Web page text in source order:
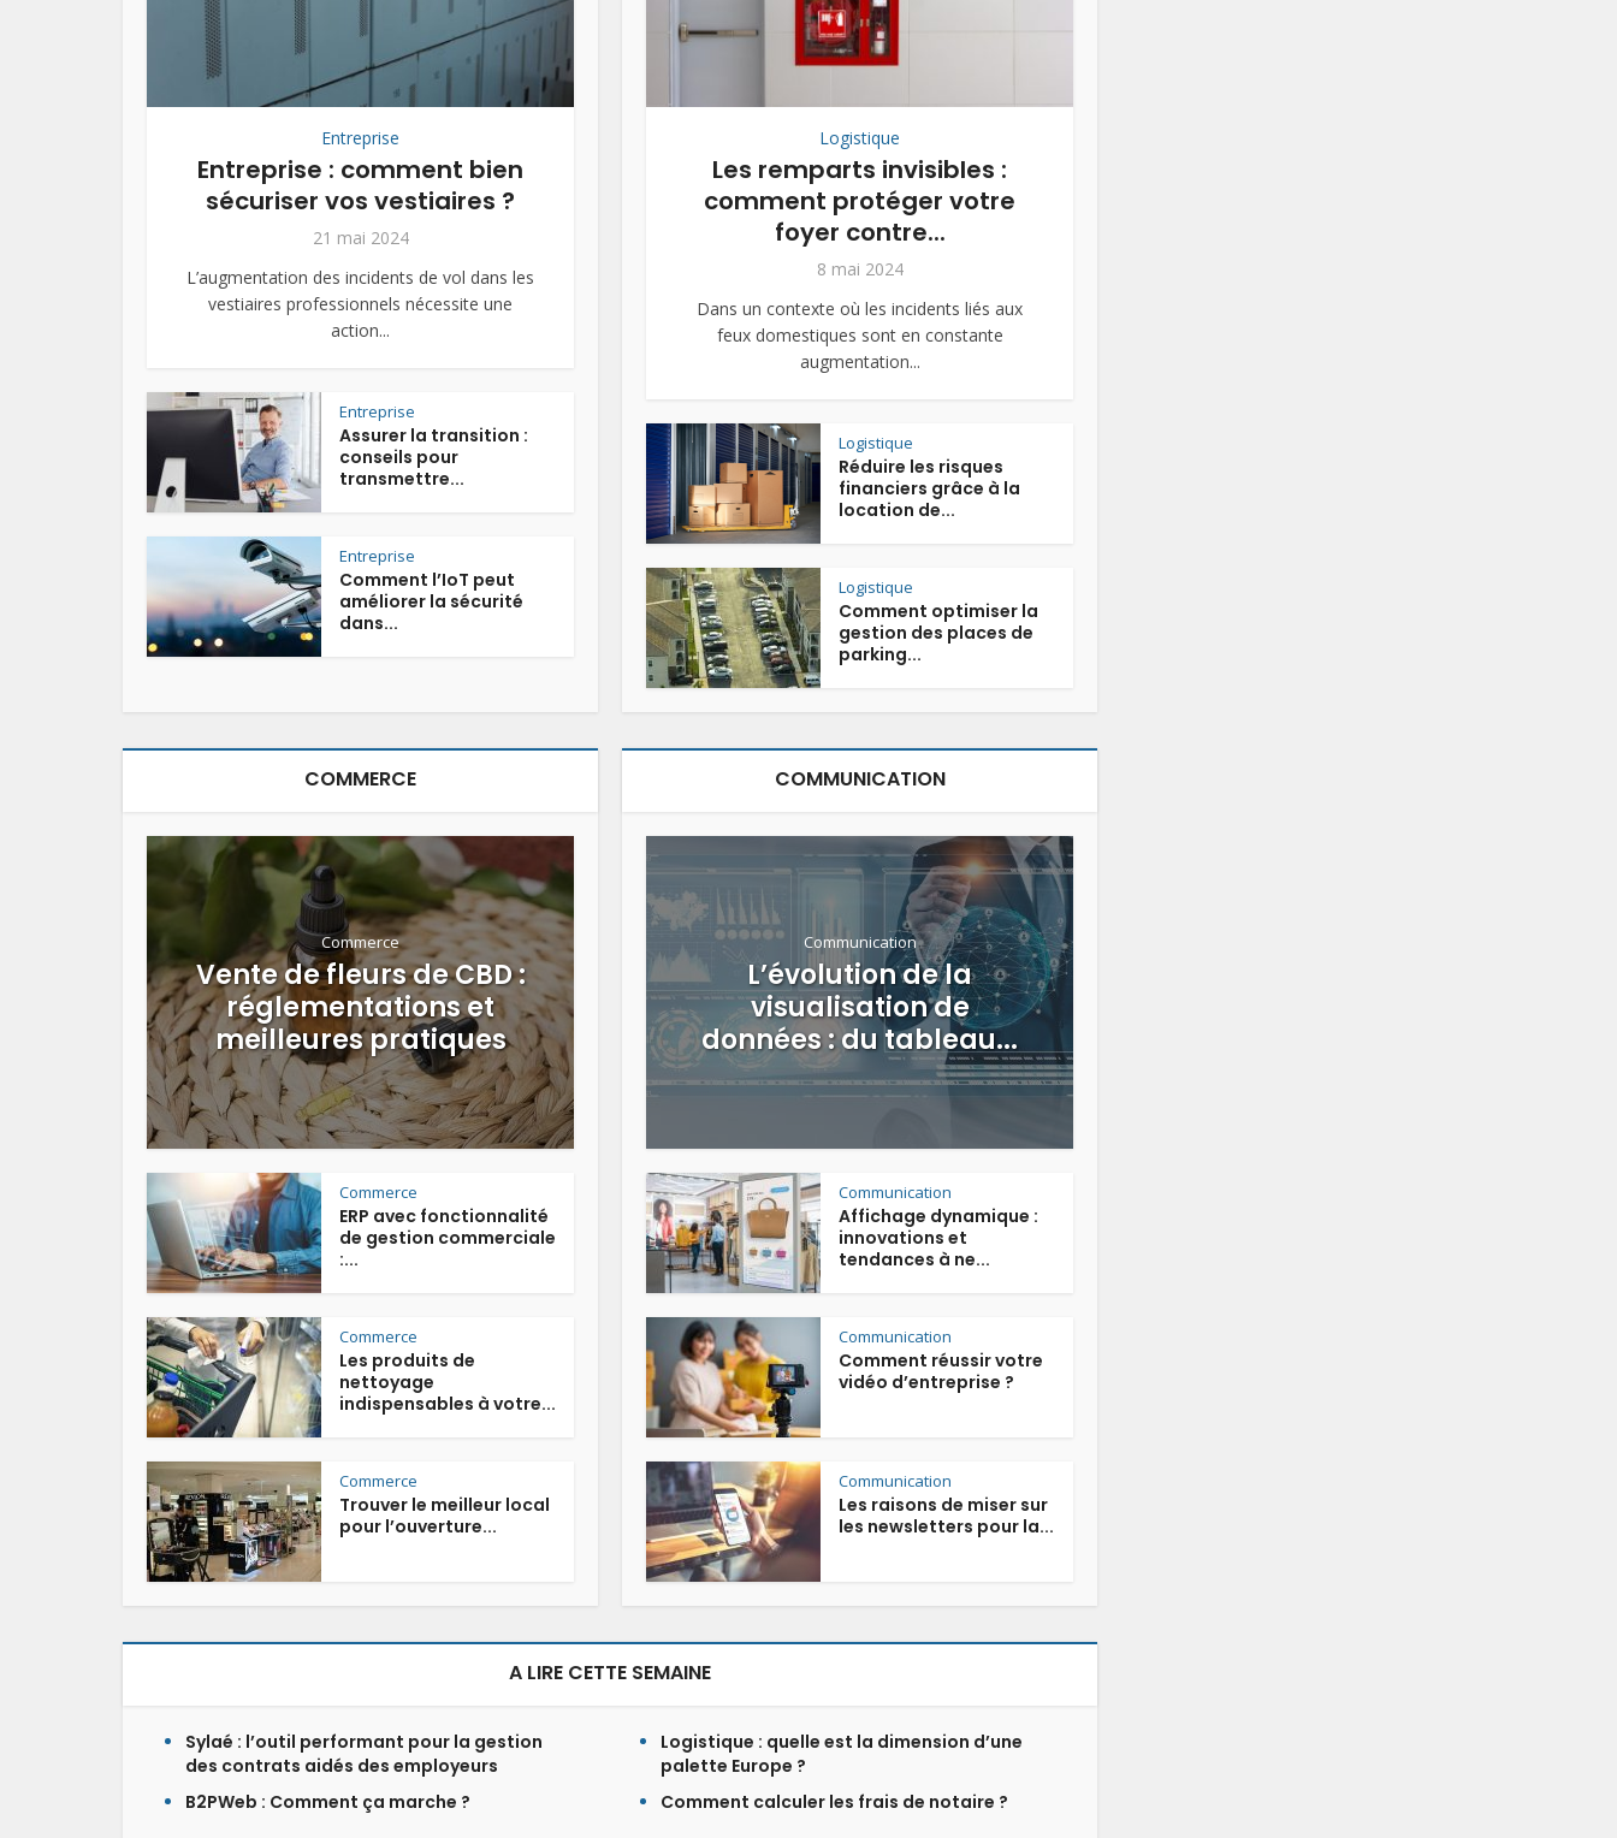
Entreprise
Entreprise : comment bien
sécuriser vos vestiaires ?
21 mai 2024
L’augmentation des incidents de vol dans les
vestiaires professionnels nécessite une
action...
Entreprise
Assurer la transition :
conseils pour
transmettre...
Entreprise
Comment l’IoT peut
améliorer la sécurité
dans...
Logistique
Les remparts invisibles :
comment protéger votre
foyer contre...
8 mai 2024
Dans un contexte où les incidents liés aux
feux domestiques sont en constante
augmentation...
Logistique
Réduire les risques
financiers grâce à la
location de...
Logistique
Comment optimiser la
gestion des places de
parking...
COMMERCE
Commerce
Vente de fleurs de CBD :
réglementations et
meilleures pratiques
Commerce
ERP avec fonctionnalité
de gestion commerciale
:...
Commerce
Les produits de
nettoyage
indispensables à votre...
Commerce
Trouver le meilleur local
pour l’ouverture...
COMMUNICATION
Communication
L’évolution de la
visualisation de
données : du tableau...
Communication
Affichage dynamique :
innovations et
tendances à ne...
Communication
Comment réussir votre
vidéo d’entreprise ?
Communication
Les raisons de miser sur
les newsletters pour la...
A LIRE CETTE SEMAINE
Sylaé : l’outil performant pour la gestion
des contrats aidés des employeurs
Logistique : quelle est la dimension d’une
palette Europe ?
B2PWeb : Comment ça marche ?
Comment calculer les frais de notaire ?